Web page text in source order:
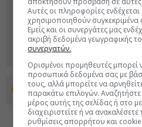
Προσθέστε το
Αυτές οι πληροφορίες ενδέχεται
χρησιμοποιηθούν
Εμείς και οι συνεργάτες μας
ακριβή δεδομένα γεωγραφικής
συνεργατών.
Ορισμένοι προμηθευτές μπορεί
προσωπικά δεδομένα σας με
τους, αλλά μπορείτε να
παρακάτω επιλογών.
μέρος αυτής της σελίδας ή στο
διαχειριστείτε ή να
ρυθμίσεις απορρήτου και cookie.